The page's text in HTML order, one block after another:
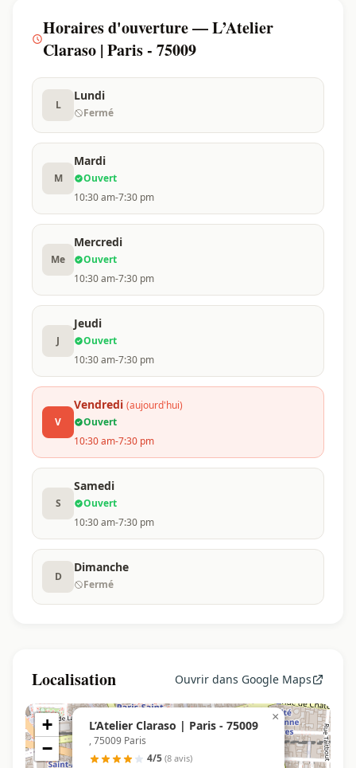
Horaires d'ouverture — L’Atelier
Claraso | Paris - 75009
L
Lundi
Fermé
M
Mardi
Ouvert
10:30 am-7:30 pm
Me
Mercredi
Ouvert
10:30 am-7:30 pm
J
Jeudi
Ouvert
10:30 am-7:30 pm
V
Vendredi (aujourd'hui)
Ouvert
10:30 am-7:30 pm
S
Samedi
Ouvert
10:30 am-7:30 pm
D
Dimanche
Fermé
Localisation Ouvrir dans Google Maps
L’Atelier Claraso | Paris - 75009
, 75009 Paris
4/5 (8 avis)
×
+
−